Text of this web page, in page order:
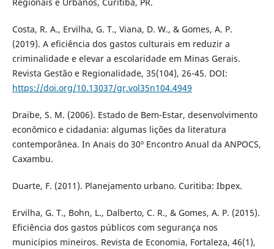
Regionais e Urbanos, Curitiba, PR.
Costa, R. A., Ervilha, G. T., Viana, D. W., & Gomes, A. P.
(2019). A eficiência dos gastos culturais em reduzir a
criminalidade e elevar a escolaridade em Minas Gerais.
Revista Gestão e Regionalidade, 35(104), 26-45. DOI:
https://doi.org/10.13037/gr.vol35n104.4949
Draibe, S. M. (2006). Estado de Bem-Estar, desenvolvimento
econômico e cidadania: algumas lições da literatura
contemporânea. In Anais do 30º Encontro Anual da ANPOCS,
Caxambu.
Duarte, F. (2011). Planejamento urbano. Curitiba: Ibpex.
Ervilha, G. T., Bohn, L., Dalberto, C. R., & Gomes, A. P. (2015).
Eficiência dos gastos públicos com segurança nos
municípios mineiros. Revista de Economia, Fortaleza, 46(1),